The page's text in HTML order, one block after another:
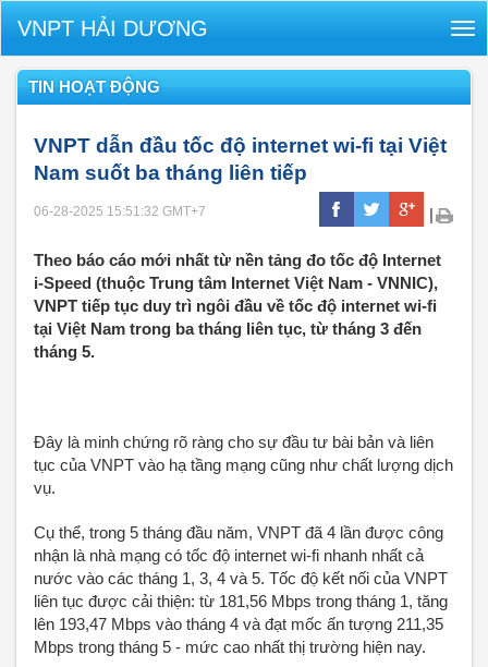
VNPT HẢI DƯƠNG
TIN HOẠT ĐỘNG
VNPT dẫn đầu tốc độ internet wi-fi tại Việt
Nam suốt ba tháng liên tiếp
06-28-2025 15:51:32 GMT+7 |
Theo báo cáo mới nhất từ nền tảng đo tốc độ Internet
i-Speed (thuộc Trung tâm Internet Việt Nam - VNNIC),
VNPT tiếp tục duy trì ngôi đầu về tốc độ internet wi-fi
tại Việt Nam trong ba tháng liên tục, từ tháng 3 đến
tháng 5.
Đây là minh chứng rõ ràng cho sự đầu tư bài bản và liên
tục của VNPT vào hạ tầng mạng cũng như chất lượng dịch
vụ.
Cụ thể, trong 5 tháng đầu năm, VNPT đã 4 lần được công
nhận là nhà mạng có tốc độ internet wi-fi nhanh nhất cả
nước vào các tháng 1, 3, 4 và 5. Tốc độ kết nối của VNPT
liên tục được cải thiện: từ 181,56 Mbps trong tháng 1, tăng
lên 193,47 Mbps vào tháng 4 và đạt mốc ấn tượng 211,35
Mbps trong tháng 5 - mức cao nhất thị trường hiện nay.